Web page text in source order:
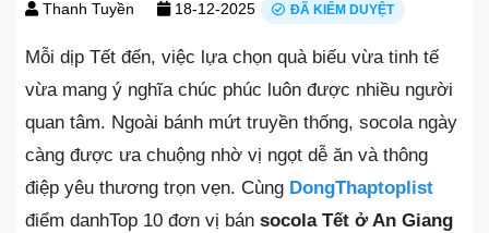
Thanh Tuyền 18-12-2025 ĐÃ KIỂM DUYỆT
Mỗi dịp Tết đến, việc lựa chọn quà biếu vừa tinh tế
vừa mang ý nghĩa chúc phúc luôn được nhiều người
quan tâm. Ngoài bánh mứt truyền thống, socola ngày
càng được ưa chuộng nhờ vị ngọt dễ ăn và thông
điệp yêu thương trọn vẹn. Cùng DongThaptoplist
điểm danhTop 10 đơn vị bán socola Tết ở An Giang